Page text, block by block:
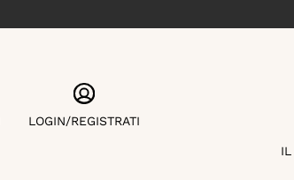
LOGIN/REGISTRATI
IL